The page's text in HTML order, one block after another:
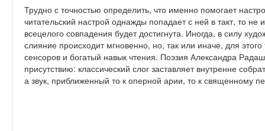
Трудно с точностью определить, что именно помогает
читательский настрой однажды попадает с ней в такт, то не
всецелого совпадения будет достигнута. Иногда, в силу
слияние происходит мгновенно, но, так или иначе, для
сенсоров и богатый навык чтения. Поэзия Александра
присутствию: классический слог заставляет внутренне
а звук, приближенный то к оперной арии, то к священному